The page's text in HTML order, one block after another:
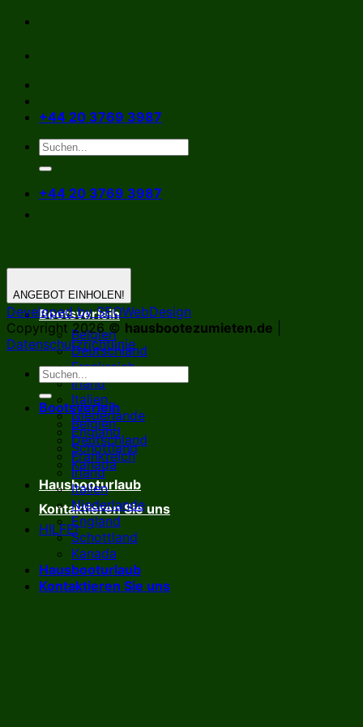
Zum
springen
+44 20 3769 3987
+44 20 3769 3987
Bootsverleih
Belgien
Deutschland
Frankreich
Irland
Italien
Niederlande
England
Schottland
Kanada
Hausbooturlaub
Kontaktieren Sie uns
HILFE!
ANGEBOT EINHOLEN!
Developed by SEOWebDesign
Copyright 2026 © hausbootezumieten.de
Datenschutzrichtlinie
Bootsverleih
Belgien
Deutschland
Frankreich
Irland
Italien
Niederlande
England
Schottland
Kanada
Hausbooturlaub
Kontaktieren Sie uns